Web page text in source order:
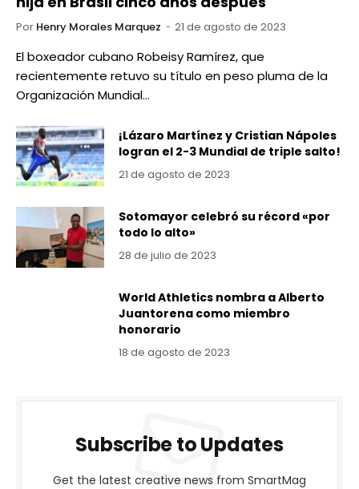
Por Henry Morales Marquez 21 de agosto de 2023
El boxeador cubano Robeisy Ramírez, que
recientemente retuvo su título en peso pluma de la
Organización Mundial…
¡Lázaro Martínez y Cristian Nápoles
logran el 2-3 Mundial de triple salto!
21 de agosto de 2023
Sotomayor celebró su récord «por
todo lo alto»
28 de julio de 2023
World Athletics nombra a Alberto
Juantorena como miembro
honorario
18 de agosto de 2023
Subscribe to Updates
Get the latest creative news from SmartMag